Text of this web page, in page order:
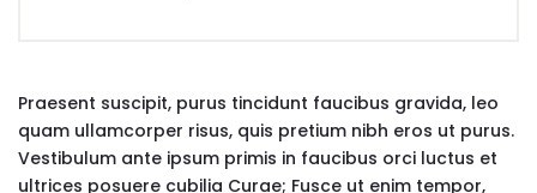
Praesent suscipit, purus tincidunt faucibus gravida, leo
quam ullamcorper risus, quis pretium nibh eros ut purus.
Vestibulum ante ipsum primis in faucibus orci luctus et
ultrices posuere cubilia Curae; Fusce ut enim tempor,